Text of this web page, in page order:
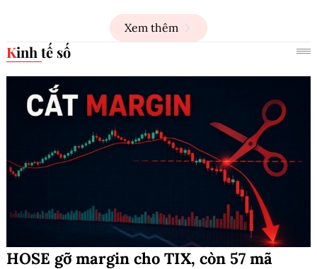
Xem thêm
Kinh tế số
HOSE gỡ margin cho TIX, còn 57 mã